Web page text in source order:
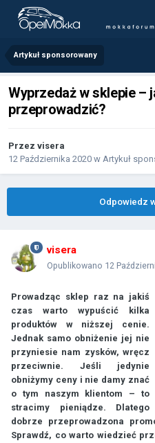
Artykuł sponsorowany
Wyprzedaż w sklepie –
przeprowadzić?
Przez visera
12 Października 2020 w Artykuł
Odpowiedz
visera
Opublikowano 12
Prowadząc sklep raz na jakiś
czas warto wypuścić kilka
produktów w niższej cenie.
Jednak samo obniżenie jej nie
przyniesie nam zysków, wręcz
przeciwnie. Jeśli jedynie
obniżymy ceny i nie damy znać
o tym naszym klientom – to
stracimy pieniądze. Dlatego
dobrze przeprowadzona
Sprawdź, co warto wiedzieć